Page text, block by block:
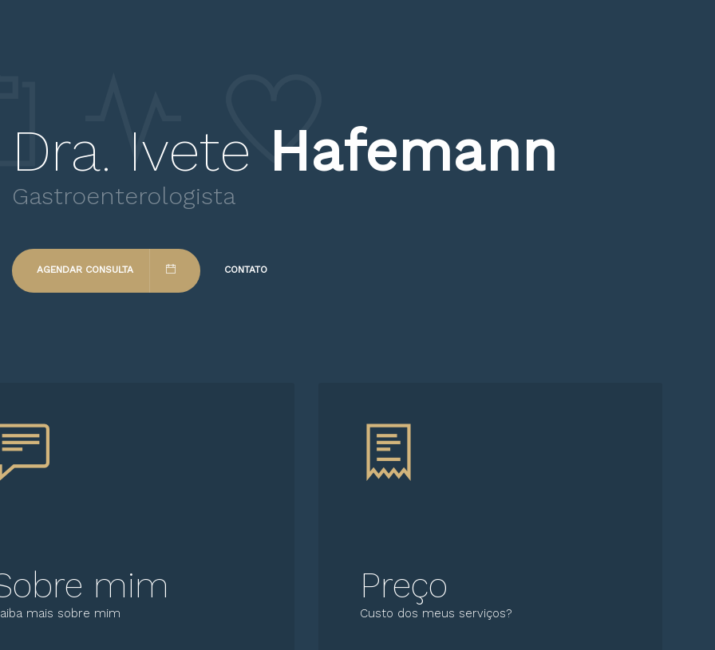
Dra. Ivete Hafemann
Gastroenterologista
AGENDAR CONSULTA CONTATO
mim
mais sobre mim
Preço
Custo dos meus serviços?